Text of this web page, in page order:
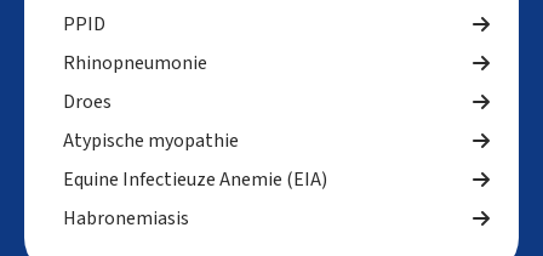
PPID
Rhinopneumonie
Droes
Atypische myopathie
Equine Infectieuze Anemie (EIA)
Habronemiasis